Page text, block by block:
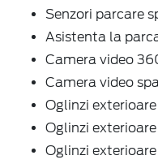
Senzori parcare
Asistenta la
Camera video
Camera video
Oglinzi
Oglinzi
Oglinzi